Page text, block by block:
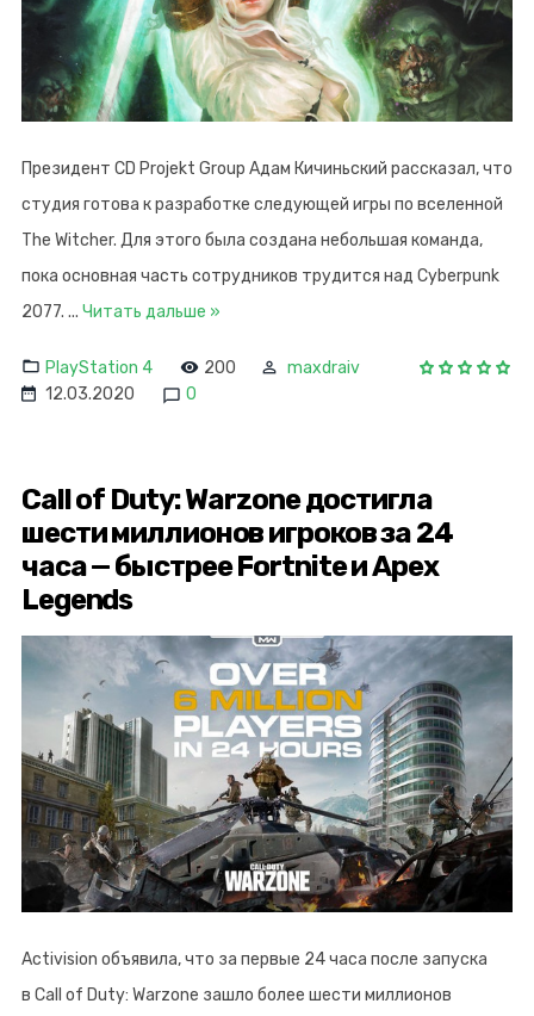
Президент CD Projekt Group Адам Кичиньский рассказал, что
студия готова к разработке следующей игры по вселенной
The Witcher. Для этого была создана небольшая команда,
пока основная часть сотрудников трудится над Cyberpunk
2077. ... Читать дальше »
PlayStation 4 200
maxdraiv
12.03.2020
0
Call of Duty: Warzone достигла
шести миллионов игроков за 24
часа — быстрее Fortnite и Apex
Legends
Activision объявила, что за первые 24 часа после запуска
в Call of Duty: Warzone зашло более шести миллионов